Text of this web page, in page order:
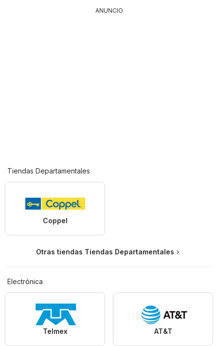
ANUNCIO
Tiendas Departamentales
Coppel
Otras tiendas Tiendas Departamentales
Electrónica
Telmex AT&T